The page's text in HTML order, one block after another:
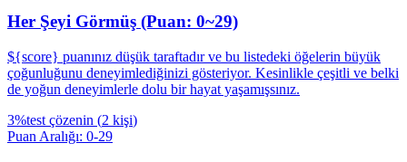
Her Şeyi Görmüş (Puan: 0~29)
${score} puanınız düşük taraftadır ve bu listedeki öğelerin büyük
çoğunluğunu deneyimlediğinizi gösteriyor. Kesinlikle çeşitli ve belki
de yoğun deneyimlerle dolu bir hayat yaşamışsınız.
3%test çözenin (2 kişi)
Puan Aralığı: 0-29